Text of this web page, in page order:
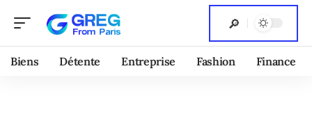
Biens Détente Entreprise Fashion Finance